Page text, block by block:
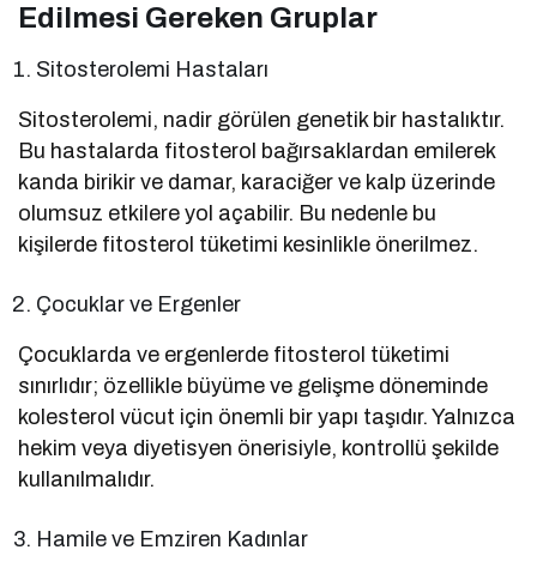
Edilmesi Gereken Gruplar
Sitosterolemi Hastaları
Sitosterolemi, nadir görülen genetik bir hastalıktır.
Bu hastalarda fitosterol bağırsaklardan emilerek
kanda birikir ve damar, karaciğer ve kalp üzerinde
olumsuz etkilere yol açabilir. Bu nedenle bu
kişilerde fitosterol tüketimi kesinlikle önerilmez.
Çocuklar ve Ergenler
Çocuklarda ve ergenlerde fitosterol tüketimi
sınırlıdır; özellikle büyüme ve gelişme döneminde
kolesterol vücut için önemli bir yapı taşıdır. Yalnızca
hekim veya diyetisyen önerisiyle, kontrollü şekilde
kullanılmalıdır.
Hamile ve Emziren Kadınlar